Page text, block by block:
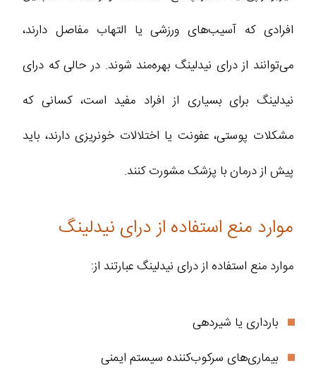
افرادی که آسیب‌های ورزشی یا التهاب مفاصل دارند،
می‌توانند از درای نیدلینگ بهره‌مند شوند. در حالی که درای
نیدلینگ برای بسیاری از افراد مفید است، کسانی که
مشکلات پوستی، عفونت یا اختلالات خونریزی دارند، باید
پیش از درمان با پزشک مشورت کنند.
موارد منع استفاده از درای نیدلینگ
موارد منع استفاده از درای نیدلینگ عبارتند از:
بارداری یا شیردهی
بیماری‌های سرکوب‌کننده سیستم ایمنی